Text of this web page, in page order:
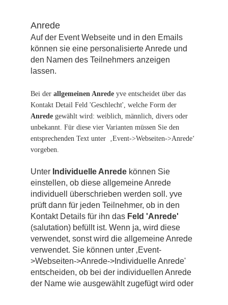
Anrede
Auf der Event Webseite und in den Emails
können sie eine personalisierte Anrede und
den Namen des Teilnehmers anzeigen
lassen.
Bei der allgemeinen Anrede yve entscheidet über das
Kontakt Detail Feld 'Geschlecht', welche Form der
Anrede gewählt wird: weiblich, männlich, divers oder
unbekannt. Für diese vier Varianten müssen Sie den
entsprechenden Text unter ‚Event->Webseiten->Anrede‘
vorgeben.
Unter Individuelle Anrede können Sie
einstellen, ob diese allgemeine Anrede
individuell überschrieben werden soll. yve
prüft dann für jeden Teilnehmer, ob in den
Kontakt Details für ihn das Feld 'Anrede'
(salutation) befüllt ist. Wenn ja, wird diese
verwendet, sonst wird die allgemeine Anrede
verwendet. Sie können unter ‚Event-
>Webseiten->Anrede->Individuelle Anrede'
entscheiden, ob bei der individuellen Anrede
der Name wie ausgewählt zugefügt wird oder